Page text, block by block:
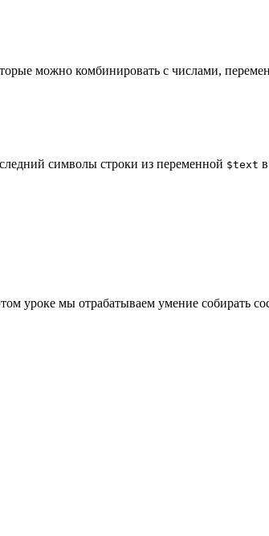
можно комбинировать с числами,
символы строки из переменной $text
уроке мы отрабатываем умение собирать